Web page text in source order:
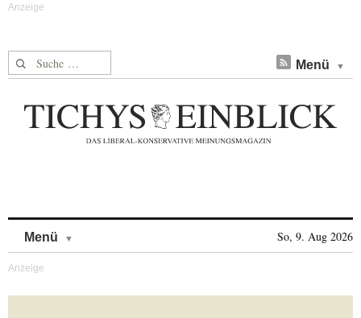
Suche nach: Menü
Menü So, 9. Aug 2026